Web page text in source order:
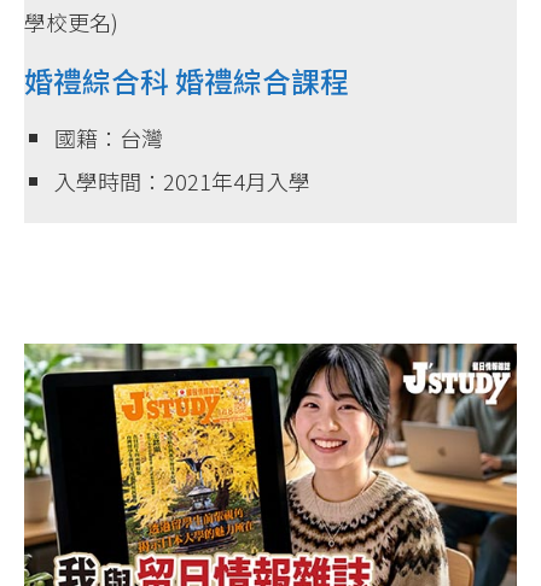
學校更名)
婚禮綜合科 婚禮綜合課程
國籍：台灣
入學時間：2021年4月入學